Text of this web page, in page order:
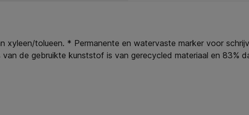
tolueen. * Permanente en watervaste marker voor
de gebruikte kunststof is van gerecycled materiaal en 83%